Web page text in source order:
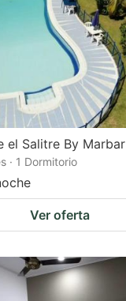
el Salitre By Marbar
· 1 Dormitorio
Ver oferta